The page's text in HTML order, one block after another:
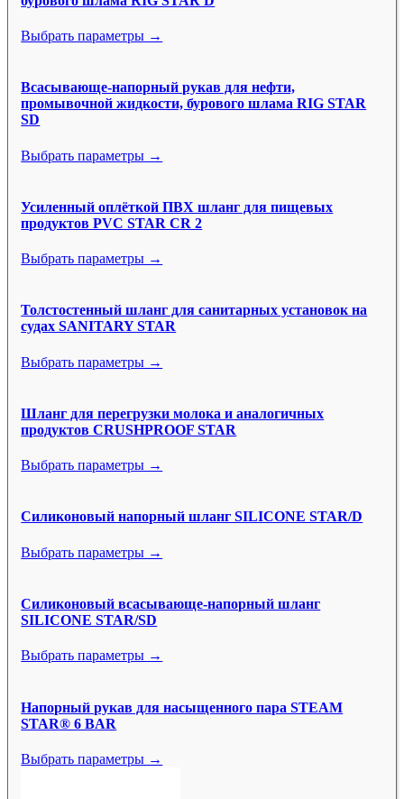
Выбрать параметры →
Всасывающе-напорный рукав для нефти,
промывочной жидкости, бурового шлама RIG STAR
SD
Выбрать параметры →
Усиленный оплёткой ПВХ шланг для пищевых
продуктов PVC STAR CR 2
Выбрать параметры →
Толстостенный шланг для санитарных установок на
судах SANITARY STAR
Выбрать параметры →
Шланг для перегрузки молока и аналогичных
продуктов CRUSHPROOF STAR
Выбрать параметры →
Силиконовый напорный шланг SILICONE STAR/D
Выбрать параметры →
Силиконовый всасывающе-напорный шланг
SILICONE STAR/SD
Выбрать параметры →
Напорный рукав для насыщенного пара STEAM
STAR® 6 BAR
Выбрать параметры →